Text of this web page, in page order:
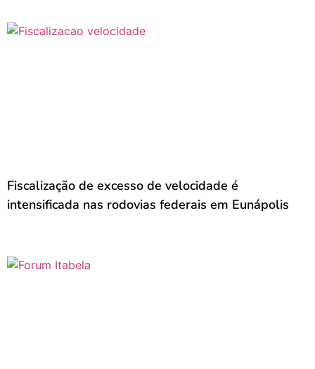
Fiscalização de excesso de velocidade é
intensificada nas rodovias federais em Eunápolis